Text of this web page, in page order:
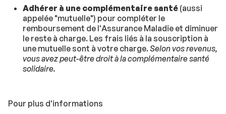
Adhérer à une complémentaire santé (aussi
appelée "mutuelle") pour compléter le
remboursement de l'Assurance Maladie et diminuer
le reste à charge. Les frais liés à la souscription à
une mutuelle sont à votre charge.Selon vos revenus,
vous avez peut-être droit à la complémentaire santé
solidaire.
Pour plus d'informations